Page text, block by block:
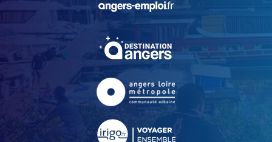
, Ouvre une nouvelle
, Ouvre une nouvelle